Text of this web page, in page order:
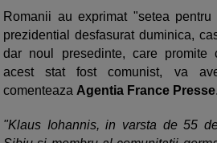
Romanii au exprimat "setea pentru
prezidential desfasurat duminica,
dar noul presedinte, care promite
acest stat fost comunist, va
comenteaza Agentia France Presse.
"Klaus Iohannis, in varsta de 55